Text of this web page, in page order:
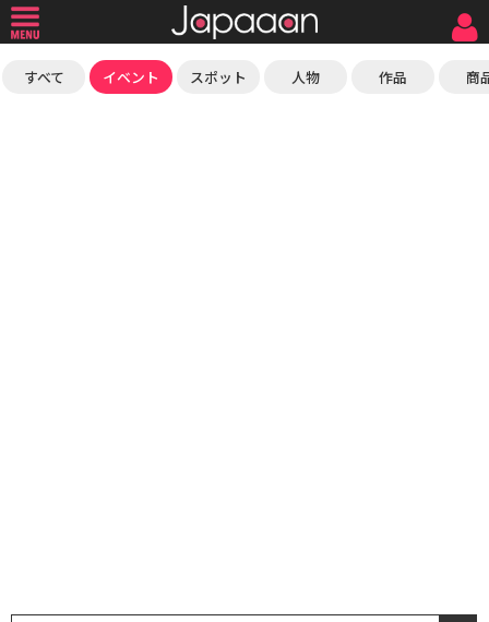
すべて イベント スポット 人物 作品 商